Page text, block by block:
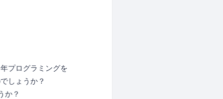
プログラミングを
しょうか？
か？